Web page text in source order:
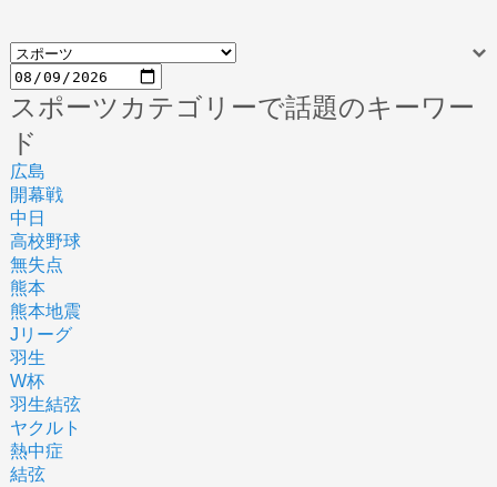
スポーツカテゴリーで話題のキーワー
ド
広島
開幕戦
中日
高校野球
無失点
熊本
熊本地震
Jリーグ
羽生
W杯
羽生結弦
ヤクルト
熱中症
結弦